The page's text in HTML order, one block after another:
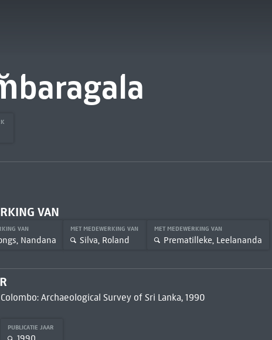
VAN
VAN
Nandana
MET MEDEWERKING VAN
Silva, Roland
MET MEDEWERKING VAN
Prematilleke, Leelananda
Colombo: Archaeological Survey of Sri Lanka, 1990
PUBLICATIE JAAR